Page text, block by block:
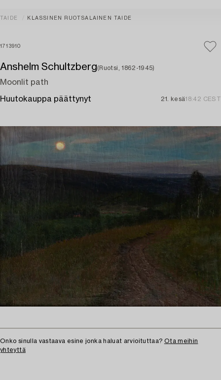
TAIDE KLASSINEN RUOTSALAINEN TAIDE
1713910
Anshelm Schultzberg(Ruotsi, 1862-1945)
Moonlit path
Huutokauppa päättynyt 21. kesä18:42 CEST
Onko sinulla vastaava esine jonka haluat arvioituttaa? Ota meihin
yhteyttä